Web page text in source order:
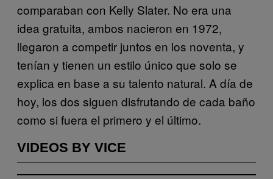
comparaban con Kelly Slater. No era una
idea gratuita, ambos nacieron en 1972,
llegaron a competir juntos en los noventa, y
tenían y tienen un estilo único que solo se
explica en base a su talento natural. A día de
hoy, los dos siguen disfrutando de cada baño
como si fuera el primero y el último.
VIDEOS BY VICE